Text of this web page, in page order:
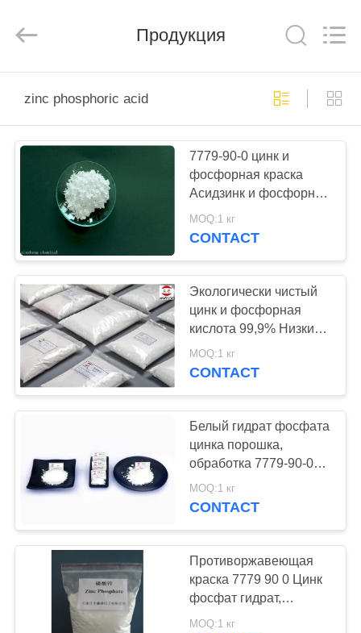
ПРОДУКТЫ
ВИДЕОЗАПИСИ
НАС
ЭКСКУРСИЯ
ПО
ЗАВОДУ
КОНТРОЛЬ
СВЯЖИТЕСЬ
НАМИ
ЗАПРОСИТЕ
ЦИТАТУ
Rights
Reserved.
ECER
Продукция
zinc phosphoric acid
7779-90-0 цинк и
фосфорная краска
Асидзинк и фосфорной
кислоты анти-
въедливая для стали
MOQ:1 кг
CONTACT
Экологически чистый
цинк и фосфорная
кислота 99,9% Низкий
рБ для краски на
водной основе
MOQ:1 кг
CONTACT
Белый гидрат фосфата
цинка порошка,
обработка 7779-90-0
ржавчины фосфорной
кислоты
MOQ:1 кг
CONTACT
Противоржавеющая
краска 7779 90 0 Цинк
фосфат гидрат,
фосфорная кислота
MOQ:1 кг